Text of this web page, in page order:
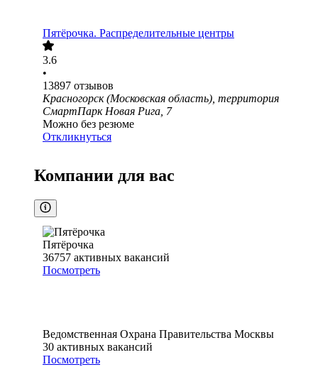
Пятёрочка. Распределительные центры
3.6
•
13897 отзывов
Красногорск (Московская область), территория
СмартПарк Новая Рига, 7
Можно без резюме
Откликнуться
Компании для вас
Пятёрочка
36757 активных вакансий
Посмотреть
Ведомственная Охрана Правительства Москвы
30 активных вакансий
Посмотреть